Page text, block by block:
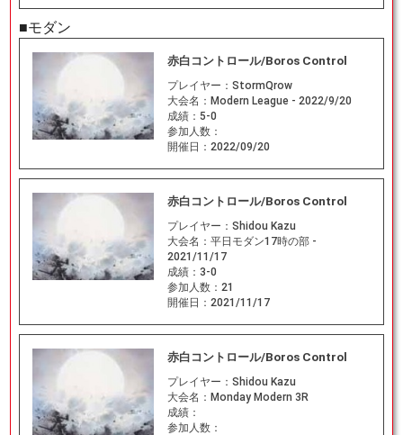
■モダン
赤白コントロール/Boros Control
プレイヤー： StormQrow
大会名： Modern League - 2022/9/20
成績： 5-0
参加人数：
開催日： 2022/09/20
赤白コントロール/Boros Control
プレイヤー： Shidou Kazu
大会名： 平日モダン17時の部 -
2021/11/17
成績： 3-0
参加人数： 21
開催日： 2021/11/17
赤白コントロール/Boros Control
プレイヤー： Shidou Kazu
大会名： Monday Modern 3R
成績：
参加人数：